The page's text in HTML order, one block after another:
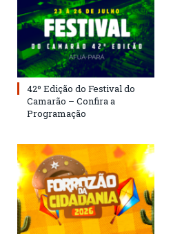
42º Edição do Festival do
Camarão – Confira a
Programação